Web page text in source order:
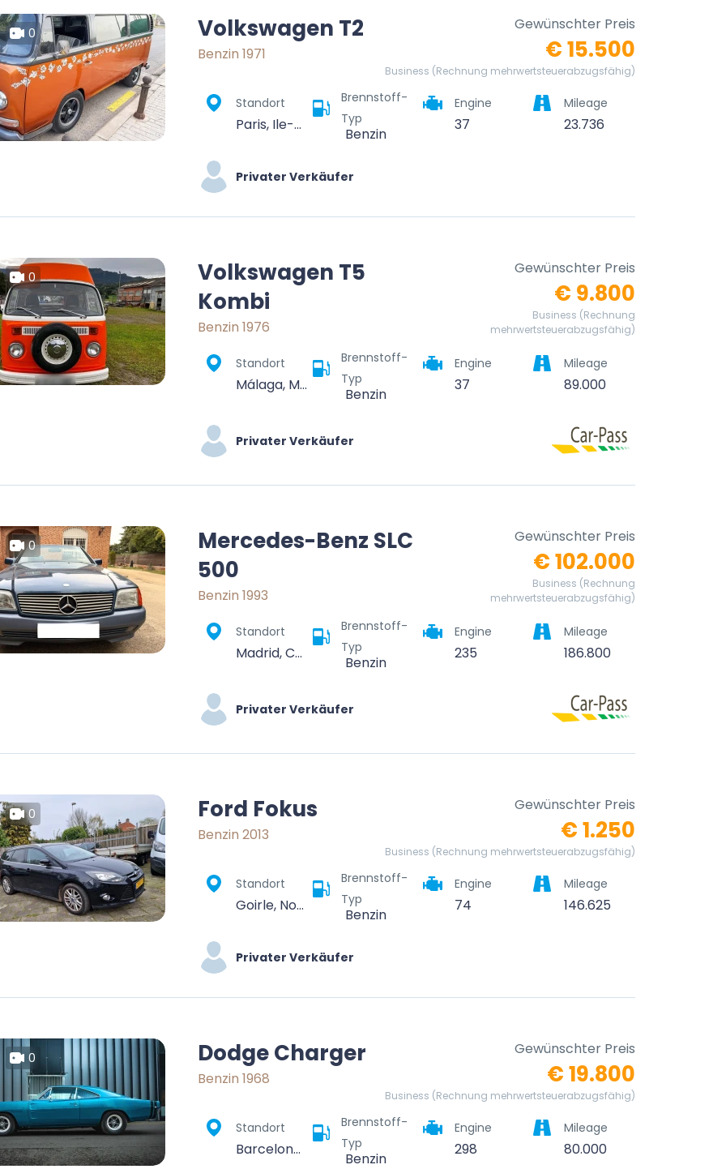
0 Volkswagen T2
Benzin 1971
Gewünschter Preis
€ 15.500
Business (Rechnung mehrwertsteuerabzugsfähig)
Standort
Paris, Ile-de-France, Metropolitan France, France
Brennstoff-
Typ
Benzin
Engine
37
Mileage
23.736
Privater Verkäufer
0
Volkswagen T5
Kombi
Benzin 1976
Gewünschter Preis
€ 9.800
Business (Rechnung
mehrwertsteuerabzugsfähig)
Standort
Málaga, Málaga-Costa del Sol, Malaga, Andalusia, Spain
Brennstoff-
Typ
Benzin
Engine
37
Mileage
89.000
Privater Verkäufer
0
Mercedes-Benz SLC
500
Benzin 1993
Gewünschter Preis
€ 102.000
Business (Rechnung
mehrwertsteuerabzugsfähig)
Standort
Madrid, Community of Madrid, Spain
Brennstoff-
Typ
Benzin
Engine
235
Mileage
186.800
Privater Verkäufer
0 Ford Fokus
Benzin 2013
Gewünschter Preis
€ 1.250
Business (Rechnung mehrwertsteuerabzugsfähig)
Standort
Goirle, Noord-Brabant, Nederland
Brennstoff-
Typ
Benzin
Engine
74
Mileage
146.625
Privater Verkäufer
0 Dodge Charger
Benzin 1968
Gewünschter Preis
€ 19.800
Business (Rechnung mehrwertsteuerabzugsfähig)
Standort
Barcelona, Barcelonès, Barcelona, Catalonia, Spain
Brennstoff-
Typ
Benzin
Engine
298
Mileage
80.000